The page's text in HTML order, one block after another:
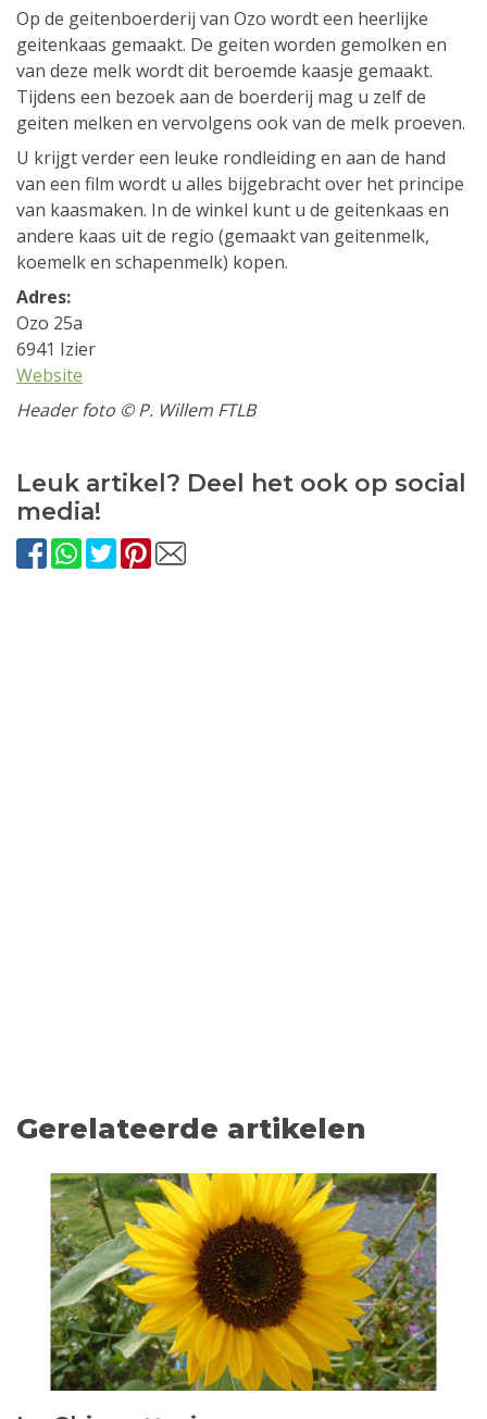
Op de geitenboerderij van Ozo wordt een heerlijke
geitenkaas gemaakt. De geiten worden gemolken en
van deze melk wordt dit beroemde kaasje gemaakt.
Tijdens een bezoek aan de boerderij mag u zelf de
geiten melken en vervolgens ook van de melk proeven.
U krijgt verder een leuke rondleiding en aan de hand
van een film wordt u alles bijgebracht over het principe
van kaasmaken. In de winkel kunt u de geitenkaas en
andere kaas uit de regio (gemaakt van geitenmelk,
koemelk en schapenmelk) kopen.
Adres:
Ozo 25a
6941 Izier
Website
Header foto © P. Willem FTLB
Leuk artikel? Deel het ook op social
media!
Gerelateerde artikelen